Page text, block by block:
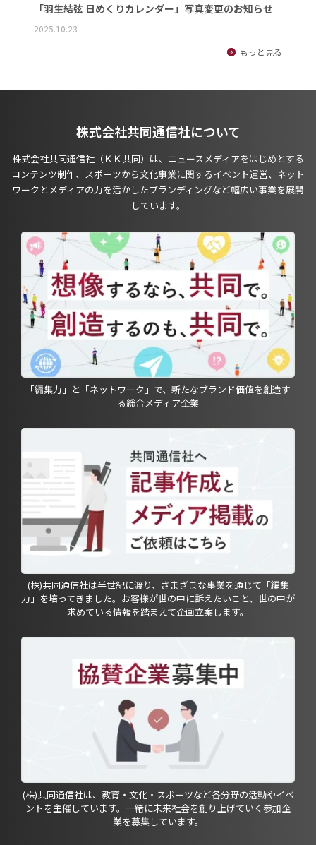
「羽生結弦 日めくりカレンダー」写真変更のお知らせ
2025.10.23
もっと見る
株式会社共同通信社について
株式会社共同通信社（ＫＫ共同）は、ニュースメディアをはじめとする
コンテンツ制作、スポーツから文化事業に関するイベント運営、ネット
ワークとメディアの力を活かしたブランディングなど幅広い事業を展開
しています。
「編集力」と「ネットワーク」で、新たなブランド価値を創造す
る総合メディア企業
(株)共同通信社は半世紀に渡り、さまざまな事業を通じて「編集
力」を培ってきました。お客様が世の中に訴えたいこと、世の中が
求めている情報を踏まえて企画立案します。
(株)共同通信社は、教育・文化・スポーツなど各分野の活動やイベ
ントを主催しています。一緒に未来社会を創り上げていく参加企
業を募集しています。